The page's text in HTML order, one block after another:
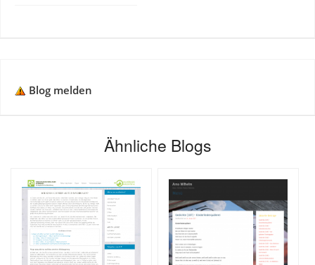
Blog melden
Ähnliche Blogs